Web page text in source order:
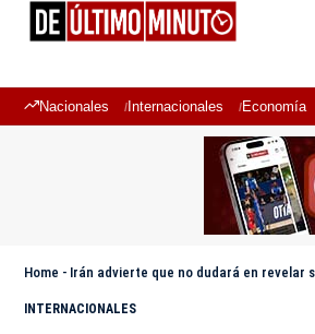
Nacionales Internacionales Economía
Home - Irán advierte que no dudará en revelar
INTERNACIONALES